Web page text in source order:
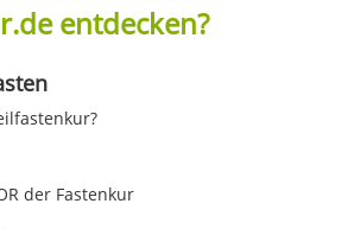
entdecken?
der Fastenkur